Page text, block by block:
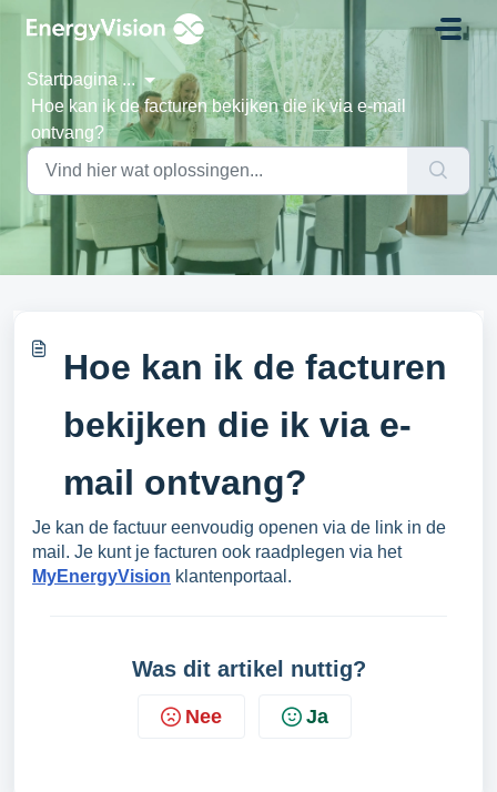
Doorgaan naar hoofdinhoud
Startpagina ...
Hoe kan ik de facturen bekijken die ik via e-mail
ontvang?
Hoe kan ik de facturen
bekijken die ik via e-
mail ontvang?
Je kan de factuur eenvoudig openen via de link in de
mail. Je kunt je facturen ook raadplegen via het
MyEnergyVision klantenportaal.
Was dit artikel nuttig?
Nee Ja